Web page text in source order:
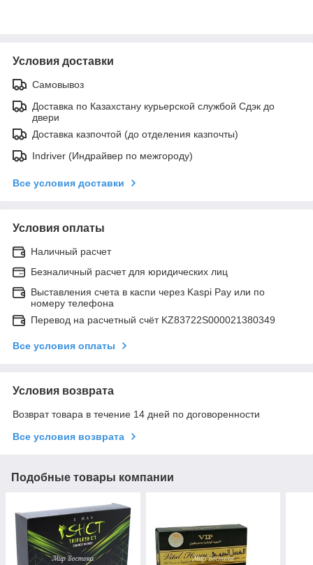
Условия доставки
Самовывоз
Доставка по Казахстану курьерской службой Сдэк до
двери
Доставка казпочтой (до отделения казпочты)
Indriver (Индрайвер по межгороду)
Все условия доставки
Условия оплаты
Наличный расчет
Безналичный расчет для юридических лиц
Выставления счета в каспи через Kaspi Pay или по
номеру телефона
Перевод на расчетный счёт KZ83722S000021380349
Все условия оплаты
Условия возврата
Возврат товара в течение 14 дней по договоренности
Все условия возврата
Подобные товары компании